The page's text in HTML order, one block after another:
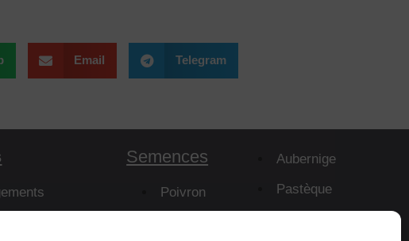
Email Telegram
Semences
Poivron
Aubernige
Pastèque